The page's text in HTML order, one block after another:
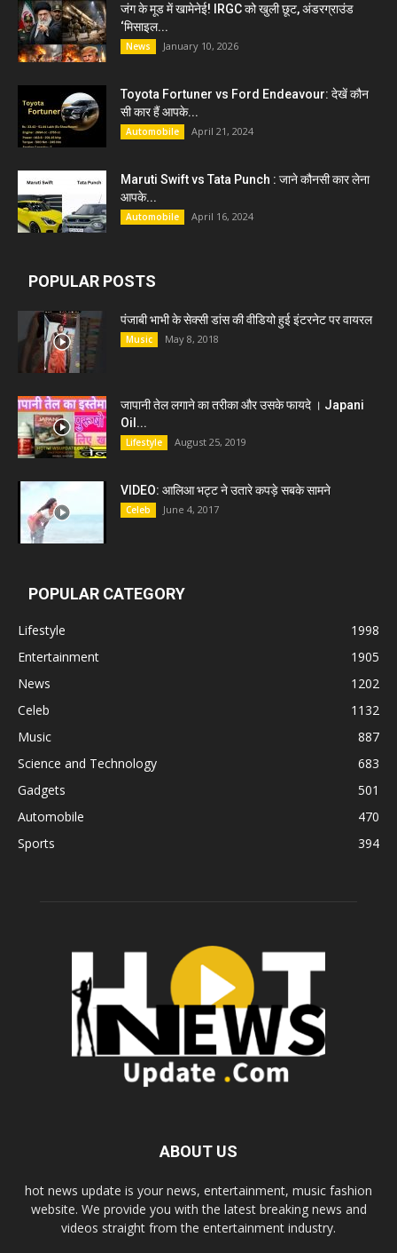
जंग के मूड में खामेनेई! IRGC को खुली छूट, अंडरग्राउंड
‘मिसाइल...
News January 10, 2026
Toyota Fortuner vs Ford Endeavour: देखें कौन
सी कार हैं आपके...
Automobile April 21, 2024
Maruti Swift vs Tata Punch : जाने कौनसी कार लेना
आपके...
Automobile April 16, 2024
POPULAR POSTS
पंजाबी भाभी के सेक्सी डांस की वीडियो हुई इंटरनेट पर वायरल
Music May 8, 2018
जापानी तेल लगाने का तरीका और उसके फायदे । Japani
Oil...
Lifestyle August 25, 2019
VIDEO: आलिआ भट्ट ने उतारे कपड़े सबके सामने
Celeb June 4, 2017
POPULAR CATEGORY
Lifestyle
1998
Entertainment
1905
News
1202
Celeb
1132
Music
887
Science and Technology
683
Gadgets
501
Automobile
470
Sports
394
ABOUT US
hot news update is your news, entertainment, music fashion
website. We provide you with the latest breaking news and
videos straight from the entertainment industry.